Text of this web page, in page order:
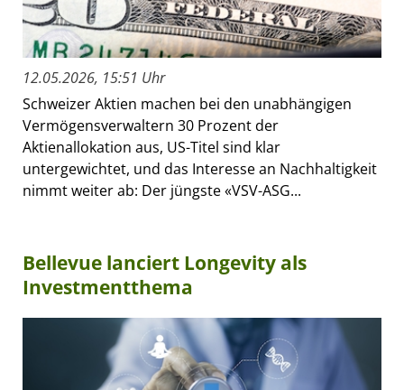
12.05.2026, 15:51 Uhr
Schweizer Aktien machen bei den unabhängigen
Vermögensverwaltern 30 Prozent der
Aktienallokation aus, US-Titel sind klar
untergewichtet, und das Interesse an Nachhaltigkeit
nimmt weiter ab: Der jüngste «VSV-ASG...
Bellevue lanciert Longevity als
Investmentthema